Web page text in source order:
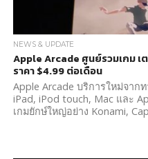
NEWS & UPDATE
Apple Arcade ศูนย์รวมเกม เ
ราคา $4.99 ต่อเดือน
Apple Arcade บริการใหม่จาก
iPad, iPod touch, Mac และ
เกมยักษ์ใหญ่อย่าง Konami,